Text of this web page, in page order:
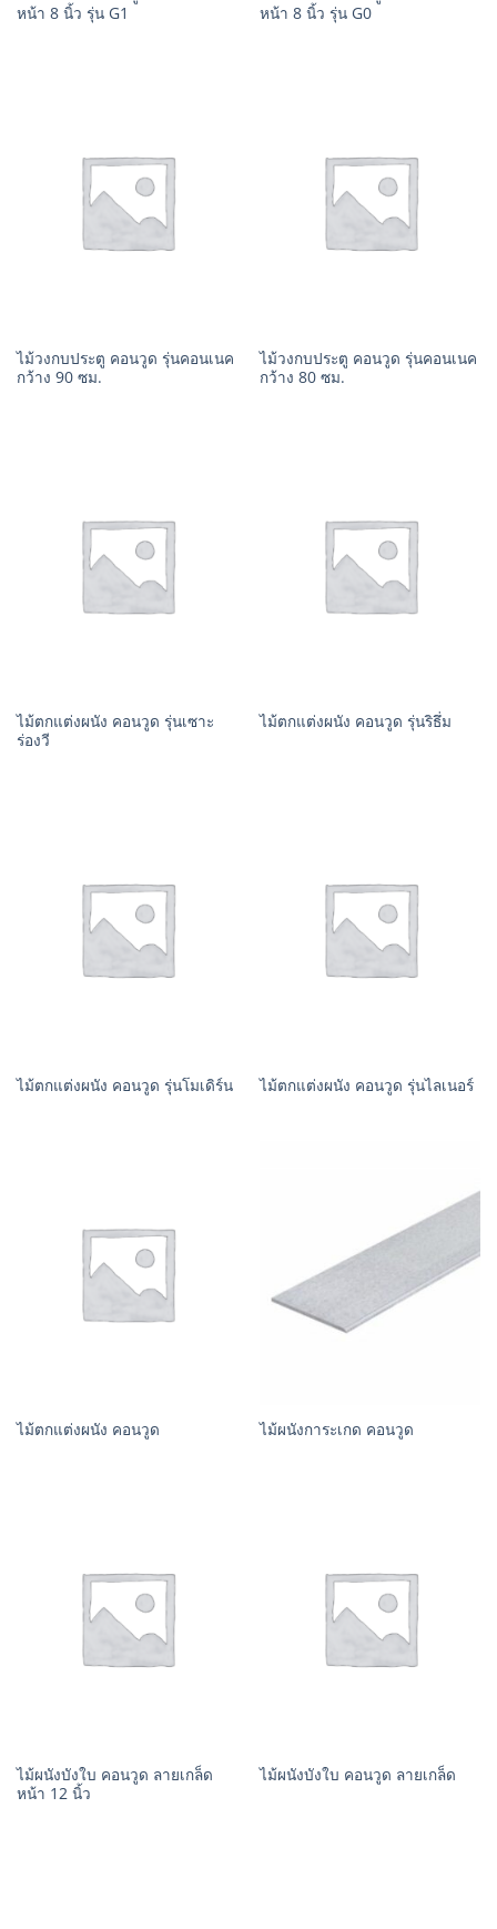
หน้า 8 นิ้ว รุ่น G1
หน้า 8 นิ้ว รุ่น G0
ไม้วงกบประตู คอนวูด รุ่นคอนเนค
กว้าง 90 ซม.
ไม้วงกบประตู คอนวูด รุ่นคอนเนค
กว้าง 80 ซม.
ไม้ตกแต่งผนัง คอนวูด รุ่นเซาะ
ร่องวี
ไม้ตกแต่งผนัง คอนวูด รุ่นริธึ่ม
ไม้ตกแต่งผนัง คอนวูด รุ่นโมเดิร์น ไม้ตกแต่งผนัง คอนวูด รุ่นไลเนอร์
ไม้ตกแต่งผนัง คอนวูด ไม้ผนังการะเกด คอนวูด
ไม้ผนังบังใบ คอนวูด ลายเกล็ด
หน้า 12 นิ้ว
ไม้ผนังบังใบ คอนวูด ลายเกล็ด